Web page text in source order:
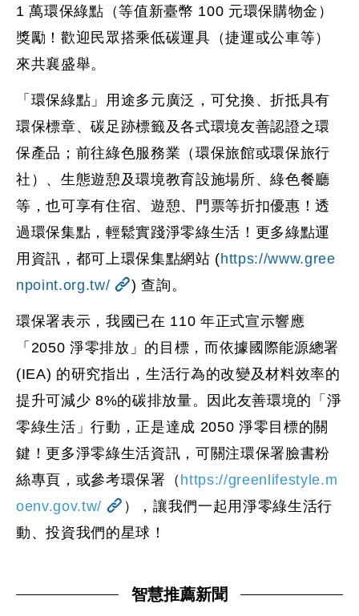
1 萬環保綠點（等值新臺幣 100 元環保購物金）
獎勵！歡迎民眾搭乘低碳運具（捷運或公車等）
來共襄盛舉。
「環保綠點」用途多元廣泛，可兌換、折抵具有
環保標章、碳足跡標籤及各式環境友善認證之環
保產品；前往綠色服務業（環保旅館或環保旅行
社）、生態遊憩及環境教育設施場所、綠色餐廳
等，也可享有住宿、遊憩、門票等折扣優惠！透
過環保集點，輕鬆實踐淨零綠生活！更多綠點運
用資訊，都可上環保集點網站 (https://www.gree
npoint.org.tw/
) 查詢。
環保署表示，我國已在 110 年正式宣示響應
「2050 淨零排放」的目標，而依據國際能源總署
(IEA) 的研究指出，生活行為的改變及材料效率的
提升可減少 8%的碳排放量。因此友善環境的「淨
零綠生活」行動，正是達成 2050 淨零目標的關
鍵！更多淨零綠生活資訊，可關注環保署臉書粉
絲專頁，或參考環保署（ https://greenlifestyle.m
oenv.gov.tw/
），讓我們一起用淨零綠生活行
動、投資我們的星球！
智慧推薦新聞